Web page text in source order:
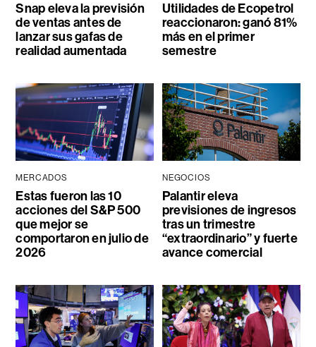
Snap eleva la previsión
de ventas antes de
lanzar sus gafas de
realidad aumentada
Utilidades de Ecopetrol
reaccionaron: ganó 81%
más en el primer
semestre
MERCADOS
Estas fueron las 10
acciones del S&P 500
que mejor se
comportaron en julio de
2026
NEGOCIOS
Palantir eleva
previsiones de ingresos
tras un trimestre
“extraordinario” y fuerte
avance comercial